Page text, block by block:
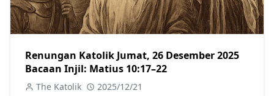
Renungan Katolik Jumat, 26 Desember 2025
Bacaan Injil: Matius 10:17–22
The Katolik 2025/12/21